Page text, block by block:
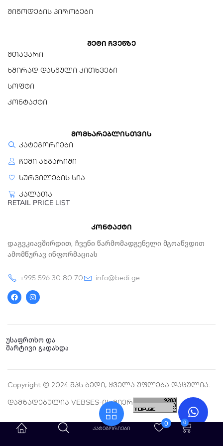
კატეგორიები
0 0
Cart
ფოტოდიოდი (მიმღები)
+3.3V
მიწოდების პირობები
მეტი ჩვენზე
მთავარი
ხშირად დასმული კითხვები
სოფტი
კონტაქტი
მომხარებლისთვის
კატეგორიები
ჩემი ანგარიში
სურვილების სია
კალათა
RETAIL PRICE LIST
კონტაქტი
Დაგვკიავშირდით, Ჩვენი Წარმომადგენელი Მგოაწვდით
Ამომწურავ Ინფორმაციას
+995 596 30 80 70
info@bedi.ge
a
c
e
o
n
s
t
r
m
უსაფრთხო და
მარტივი გადახდა
Copyright © 2024 Შპს Ბედი, Ყველა Უფლება Დაცულია.
Დამზადებულია VEBSES-Ის Მიერ